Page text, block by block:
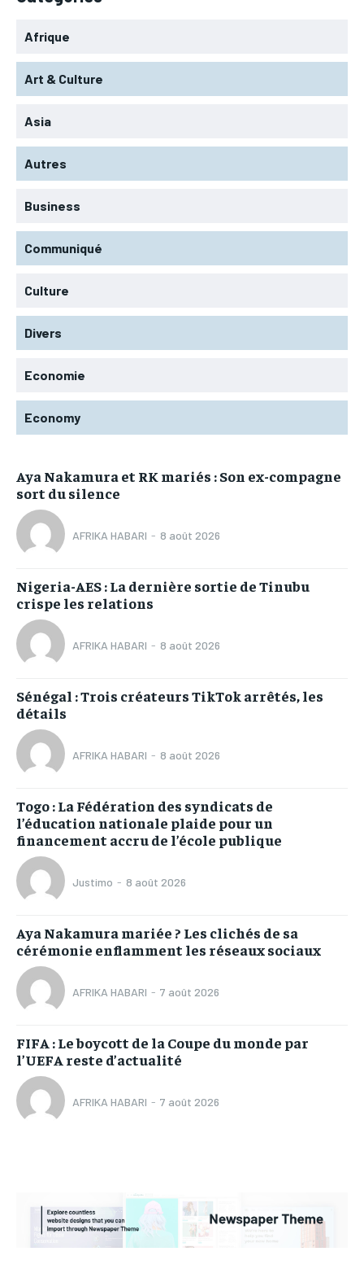
Afrique
Art & Culture
Asia
Autres
Business
Communiqué
Culture
Divers
Economie
Economy
Aya Nakamura et RK mariés : Son ex-compagne
sort du silence
AFRIKA HABARI - 8 août 2026
Nigeria-AES : La dernière sortie de Tinubu
crispe les relations
AFRIKA HABARI - 8 août 2026
Sénégal : Trois créateurs TikTok arrêtés, les
détails
AFRIKA HABARI - 8 août 2026
Togo : La Fédération des syndicats de
l’éducation nationale plaide pour un
financement accru de l’école publique
Justimo - 8 août 2026
Aya Nakamura mariée ? Les clichés de sa
cérémonie enflamment les réseaux sociaux
AFRIKA HABARI - 7 août 2026
FIFA : Le boycott de la Coupe du monde par
l’UEFA reste d’actualité
AFRIKA HABARI - 7 août 2026